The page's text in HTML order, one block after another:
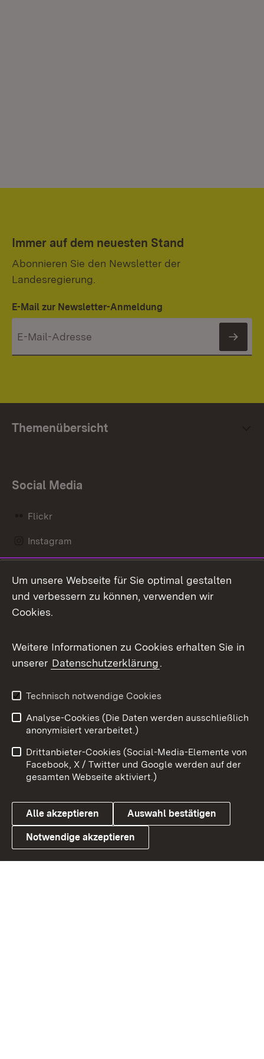
Immer auf dem neuesten Stand
Abonnieren Sie den Newsletter der
Landesregierung.
E-Mail zur Newsletter-Anmeldung
Themenübersicht
Social Media
Flickr
Instagram
Mastodon
Messenger
Social Wall
X / Twitter
Youtube
Link zum Landesportal
Benutzungshinweise
Barrierefreiheit
Datenschutz
Cookies
Um unsere Webseite für Sie optimal gestalten
und verbessern zu können, verwenden wir
Cookies.
Weitere Informationen zu Cookies erhalten Sie in
unserer Datenschutzerklärung.
Technisch notwendige Cookies
Analyse-Cookies (Die Daten werden ausschließlich
anonymisiert verarbeitet.)
Drittanbieter-Cookies (Social-Media-Elemente von
Facebook, X / Twitter und Google werden auf der
gesamten Webseite aktiviert.)
Alle akzeptieren Auswahl bestätigen
Notwendige akzeptieren